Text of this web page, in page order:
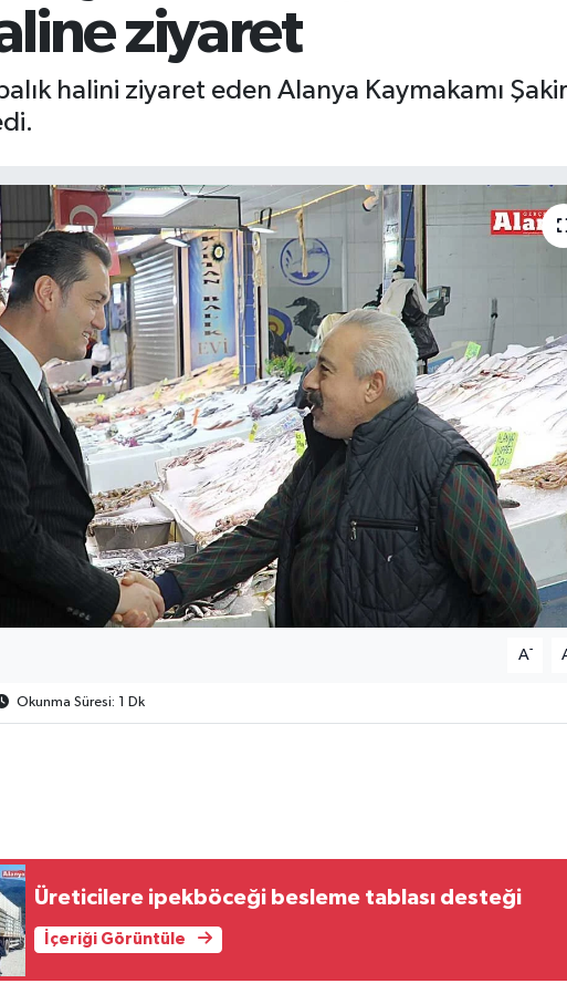
ziyaret
halini ziyaret eden Alanya Kaymakamı
A-
Okunma Süresi: 1 Dk
Üreticilere ipekböceği besleme tablası desteği
İçeriği Görüntüle